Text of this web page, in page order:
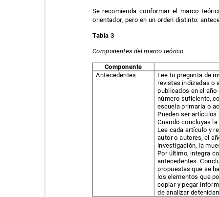
Se recomienda conformar el marco
orientador, pero en un orden distinto:
Tabla 3
Componentes del marco teórico
Componente
Antecedentes
Lee tu pregunta de
revistas indizadas o
publicados en el
número suficiente,
escuela primaria o
Pueden ser
Cuando concluyas
Lee cada artículo y
autor o autores, el
investigación, la
Por último, integra
antecedentes.
propuestas que se
los elementos que
copiar y pegar
de analizar